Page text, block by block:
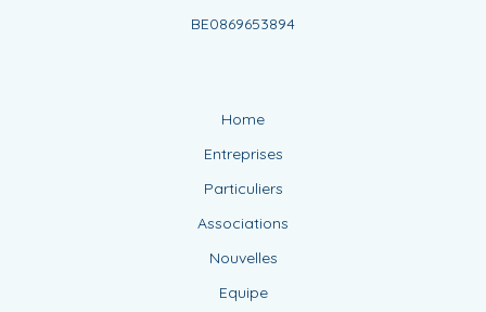
BE0869653894
Home
Entreprises
Particuliers
Associations
Nouvelles
Equipe